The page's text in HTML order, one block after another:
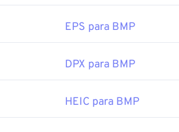
. Caso precise converter o BMP em
Apple Preview,Apple Photos
EPS para BMP
DPX para BMP
HEIC para BMP